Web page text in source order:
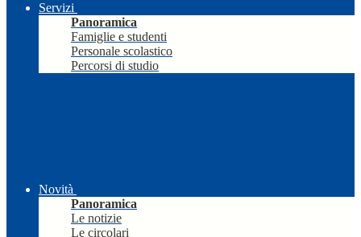
Servizi
Panoramica
Famiglie e studenti
Personale scolastico
Percorsi di studio
Novità
Panoramica
Le notizie
Le circolari